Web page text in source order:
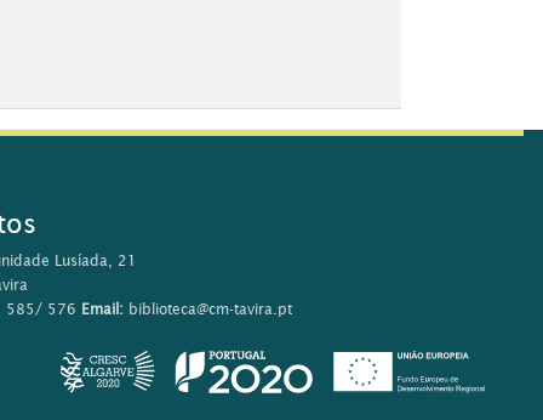
Lusíada, 21
585/ 576 Email: biblioteca@cm-tavira.pt